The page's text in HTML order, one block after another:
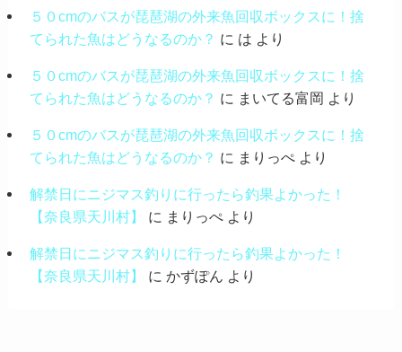
５０cmのバスが琵琶湖の外来魚回収ボックスに！捨
てられた魚はどうなるのか？ に は より
５０cmのバスが琵琶湖の外来魚回収ボックスに！捨
てられた魚はどうなるのか？ に まいてる富岡 より
５０cmのバスが琵琶湖の外来魚回収ボックスに！捨
てられた魚はどうなるのか？ に まりっぺより
解禁日にニジマス釣りに行ったら釣果よかった！
【奈良県天川村】
に まりっぺより
解禁日にニジマス釣りに行ったら釣果よかった！
【奈良県天川村】
に かずぽん より